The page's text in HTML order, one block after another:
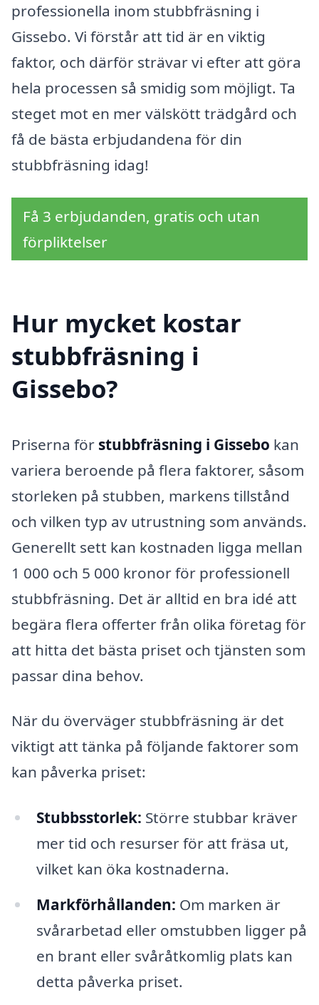
professionella inom stubbfräsning i
Gissebo. Vi förstår att tid är en viktig
faktor, och därför strävar vi efter att göra
hela processen så smidig som möjligt. Ta
steget mot en mer välskött trädgård och
få de bästa erbjudandena för din
stubbfräsning idag!
Få 3 erbjudanden, gratis och utan
förpliktelser
Hur mycket kostar
stubbfräsning i
Gissebo?
Priserna för stubbfräsning i Gissebo kan
variera beroende på flera faktorer, såsom
storleken på stubben, markens tillstånd
och vilken typ av utrustning som används.
Generellt sett kan kostnaden ligga mellan
1 000 och 5 000 kronor för professionell
stubbfräsning. Det är alltid en bra idé att
begära flera offerter från olika företag för
att hitta det bästa priset och tjänsten som
passar dina behov.
När du överväger stubbfräsning är det
viktigt att tänka på följande faktorer som
kan påverka priset:
Stubbsstorlek: Större stubbar kräver
mer tid och resurser för att fräsa ut,
vilket kan öka kostnaderna.
Markförhållanden: Om marken är
svårarbetad eller omstubben ligger på
en brant eller svåråtkomlig plats kan
detta påverka priset.